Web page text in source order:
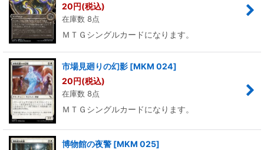
20円(税込)
在庫数 8点
ＭＴＧシングルカードになります。
市場見廻りの幻影 [MKM 024]
20円(税込)
在庫数 8点
ＭＴＧシングルカードになります。
博物館の夜警 [MKM 025]